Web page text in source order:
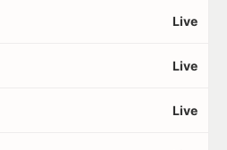
Live
Live
Live